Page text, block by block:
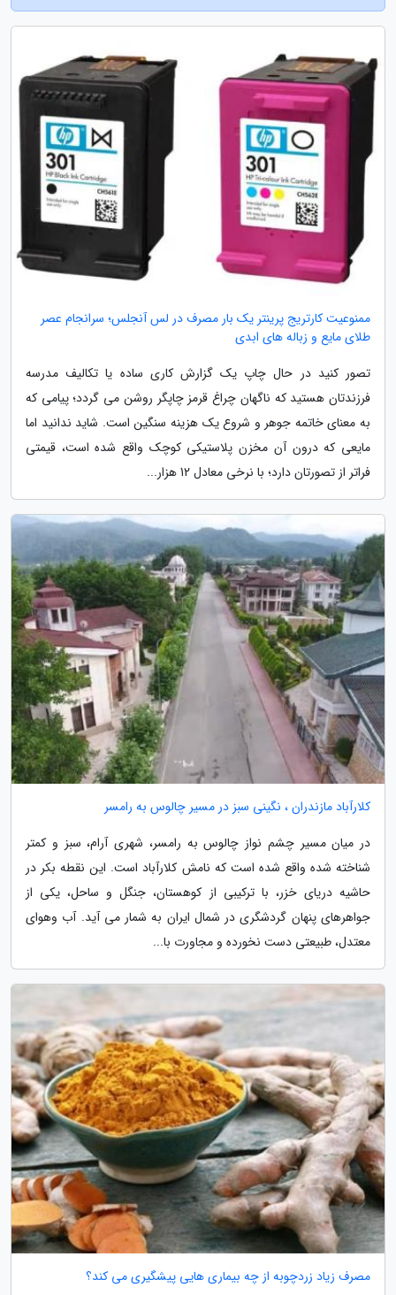
ممنوعیت کارتریج پرینتر یک بار مصرف در لس آنجلس؛ سرانجام عصر
طلای مایع و زباله های ابدی
تصور کنید در حال چاپ یک گزارش کاری ساده یا تکالیف مدرسه
فرزندتان هستید که ناگهان چراغ قرمز چاپگر روشن می گردد؛ پیامی که
به معنای خاتمه جوهر و شروع یک هزینه سنگین است. شاید ندانید اما
مایعی که درون آن مخزن پلاستیکی کوچک واقع شده است، قیمتی
فراتر از تصورتان دارد؛ با نرخی معادل 12 هزار...
کلارآباد مازندران ، نگینی سبز در مسیر چالوس به رامسر
در میان مسیر چشم نواز چالوس به رامسر، شهری آرام، سبز و کمتر
شناخته شده واقع شده است که نامش کلارآباد است. این نقطه بکر در
حاشیه دریای خزر، با ترکیبی از کوهستان، جنگل و ساحل، یکی از
جواهرهای پنهان گردشگری در شمال ایران به شمار می آید. آب وهوای
معتدل، طبیعتی دست نخورده و مجاورت با...
مصرف زیاد زردچوبه از چه بیماری هایی پیشگیری می کند؟